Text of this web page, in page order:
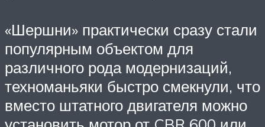
«Шершни» практически сразу стали
популярным объектом для
различного рода модернизаций,
техноманьяки быстро смекнули, что
вместо штатного двигателя можно